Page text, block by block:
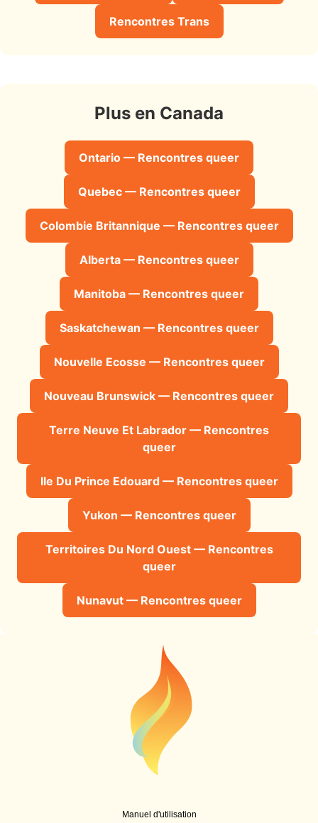
Rencontres Trans
Plus en Canada
Ontario — Rencontres queer
Quebec — Rencontres queer
Colombie Britannique — Rencontres queer
Alberta — Rencontres queer
Manitoba — Rencontres queer
Saskatchewan — Rencontres queer
Nouvelle Ecosse — Rencontres queer
Nouveau Brunswick — Rencontres queer
Terre Neuve Et Labrador — Rencontres
queer
Ile Du Prince Edouard — Rencontres queer
Yukon — Rencontres queer
Territoires Du Nord Ouest — Rencontres
queer
Nunavut — Rencontres queer
Manuel d'utilisation